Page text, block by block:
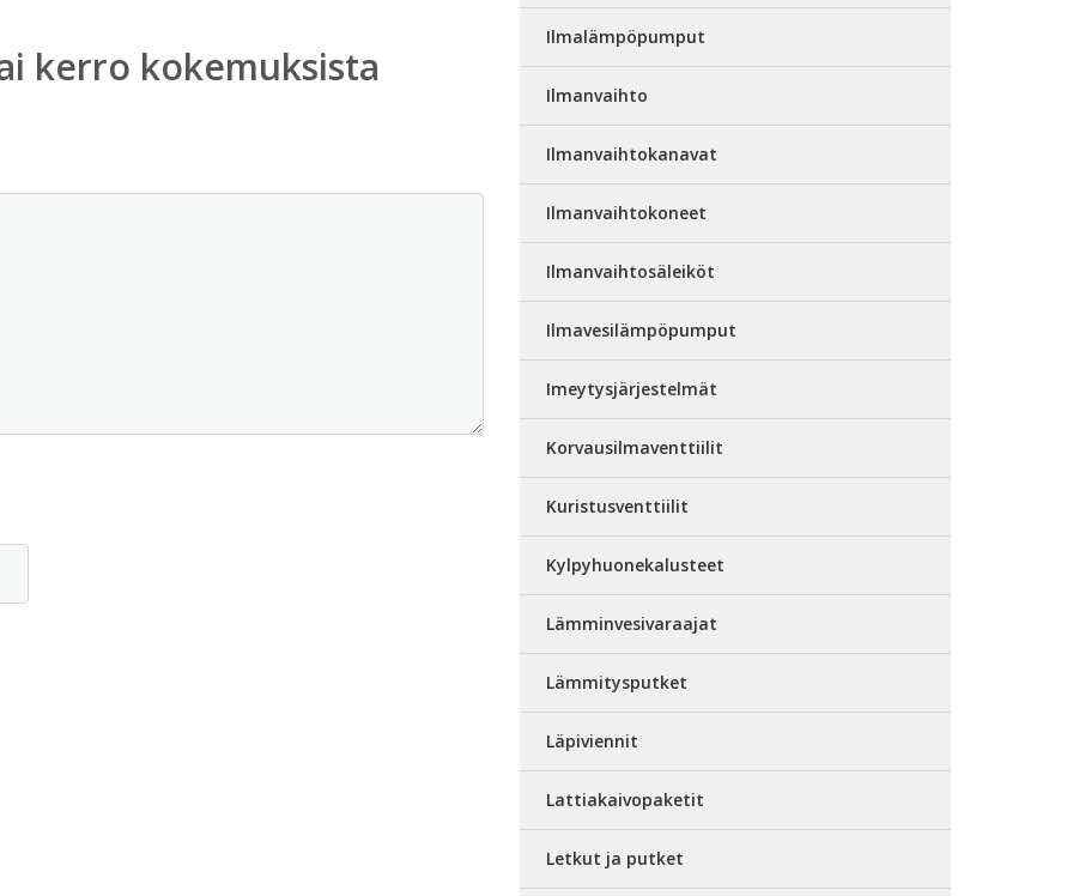
kerro kokemuksista
Ilmalämpöpumput
Ilmanvaihto
Ilmanvaihtokanavat
Ilmanvaihtokoneet
Ilmanvaihtosäleiköt
Ilmavesilämpöpumput
Imeytysjärjestelmät
Korvausilmaventtiilit
Kuristusventtiilit
Kylpyhuonekalusteet
Lämminvesivaraajat
Lämmitysputket
Läpiviennit
Lattiakaivopaketit
Letkut ja putket